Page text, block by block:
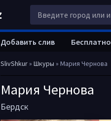
SlivShkur» Шкуры » Мария Чернова
Мария Чернова
Бердск
Добавить слив Бесплатно